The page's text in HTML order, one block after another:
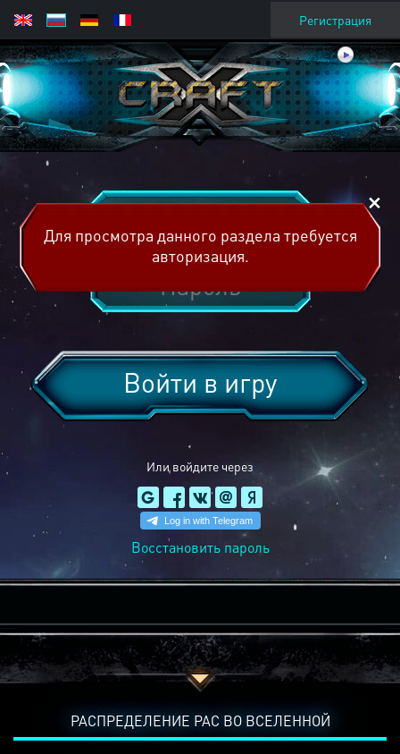
Регистрация
Или войдите через
Войти в игру
Восстановить пароль
Для просмотра данного раздела требуется
авторизация.
РАСПРЕДЕЛЕНИЕ РАС ВО ВСЕЛЕННОЙ